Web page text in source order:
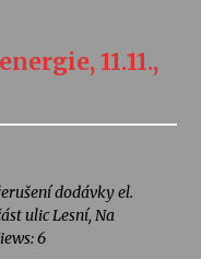
11.11.,
dodávky el.
ulic Lesní, Na
6